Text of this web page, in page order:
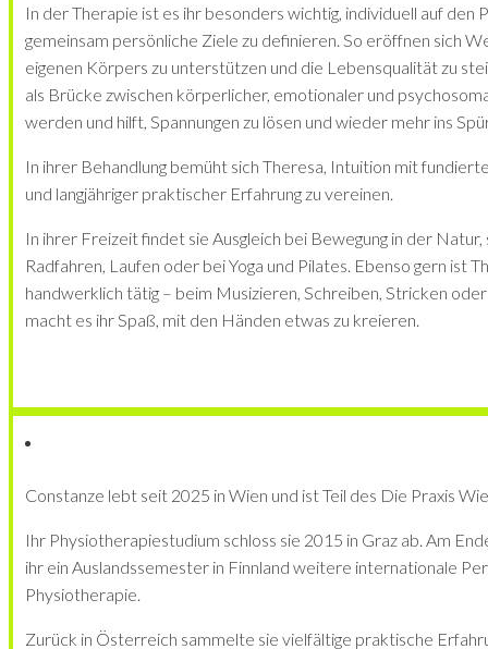
In der Therapie ist es ihr besonders wichtig, individuell auf den
gemeinsam persönliche Ziele zu definieren. So eröffnen sich
eigenen Körpers zu unterstützen und die Lebensqualität zu
als Brücke zwischen körperlicher, emotionaler und
werden und hilft, Spannungen zu lösen und wieder mehr ins
In ihrer Behandlung bemüht sich Theresa, Intuition mit
und langjähriger praktischer Erfahrung zu vereinen.
In ihrer Freizeit findet sie Ausgleich bei Bewegung in der
Radfahren, Laufen oder bei Yoga und Pilates. Ebenso gern ist
handwerklich tätig – beim Musizieren, Schreiben, Stricken
macht es ihr Spaß, mit den Händen etwas zu kreieren.
Constanze lebt seit 2025 in Wien und ist Teil des Die Praxis
Ihr Physiotherapiestudium schloss sie 2015 in Graz ab. Am
ihr ein Auslandssemester in Finnland weitere internationale
Physiotherapie.
Zurück in Österreich sammelte sie vielfältige praktische